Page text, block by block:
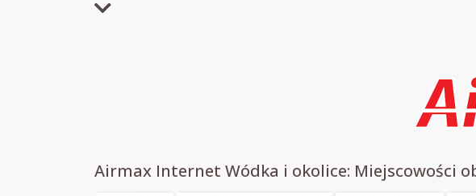
Airmax Internet Wódka i okolice: Miejscowości